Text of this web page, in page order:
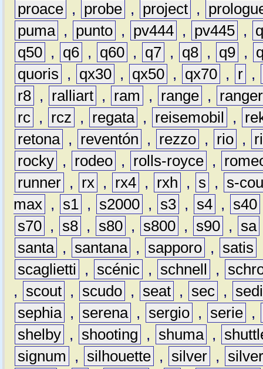
proace , probe , project ,
puma , punto , pv444 , pv445 ,
q50 , q6 , q60 , q7 , q8 , q9 ,
quoris
, qx30 , qx50 , qx70 , r ,
r8 , ralliart , ram , range ,
ranger
rc , rcz , regata , reisemobil ,
retona , reventón , rezzo , rio ,
rocky , rodeo , rolls-royce ,
runner , rx , rx4 , rxh , s ,
s-
max , s1 , s2000 , s3 , s4 , s40
s70 , s8 , s80 , s800 , s90 , sa
santa , santana , sapporo , satis
scaglietti
, scénic , schnell ,
,
scout , scudo , seat , sec ,
sephia , serena , sergio , serie ,
shelby , shooting , shuma ,
signum
, silhouette , silver ,